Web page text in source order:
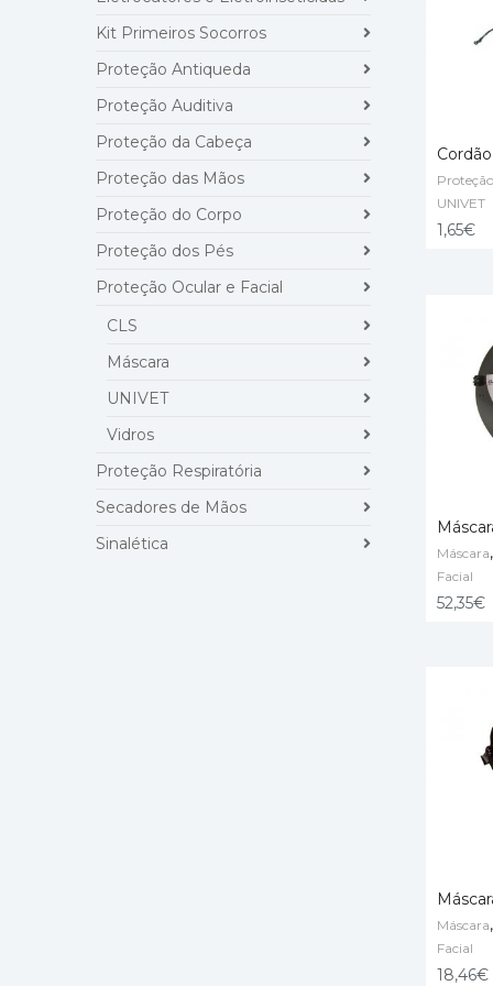
ADD
UNIVET
1,65€
ADD
Máscara,
Facial
52,35€
ADD
Máscara,
Facial
18,46€
Kit Primeiros Socorros
Proteção Antiqueda
Proteção Auditiva
Proteção da Cabeça
Proteção das Mãos
Proteção do Corpo
Proteção dos Pés
Proteção Ocular e Facial
CLS
Máscara
UNIVET
Vidros
Proteção Respiratória
Secadores de Mãos
Sinalética